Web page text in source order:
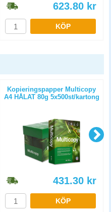
623.80 kr
KÖP
Kopieringspapper Multicopy
A4 HÅLAT 80g 5x500st/kartong
431.30 kr
KÖP